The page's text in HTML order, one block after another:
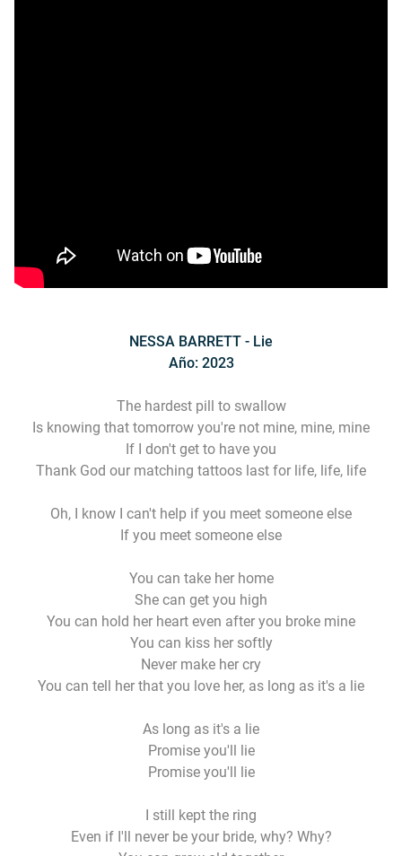
NESSA BARRETT - Lie
Año: 2023
The hardest pill to swallow
Is knowing that tomorrow you're not mine, mine, mine
If I don't get to have you
Thank God our matching tattoos last for life, life, life
Oh, I know I can't help if you meet someone else
If you meet someone else
You can take her home
She can get you high
You can hold her heart even after you broke mine
You can kiss her softly
Never make her cry
You can tell her that you love her, as long as it's a lie
As long as it's a liе
Promise you'll lie
Promise you'll liе
I still kept the ring
Even if I'll never be your bride, why? Why?